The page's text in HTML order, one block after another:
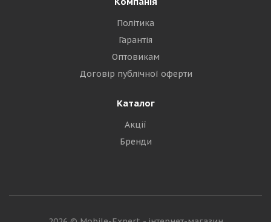
Політика
Гарантія
Оптовикам
Договір публічної оферти
Каталог
Акції
Бренди